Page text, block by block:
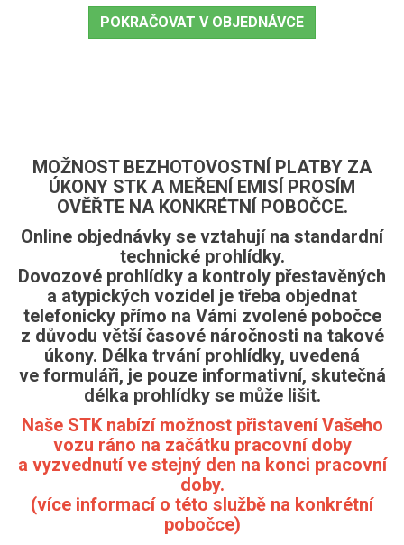
POKRAČOVAT V OBJEDNÁVCE
MOŽNOST BEZHOTOVOSTNÍ PLATBY ZA
ÚKONY STK A MEŘENÍ EMISÍ PROSÍM
OVĚŘTE NA KONKRÉTNÍ POBOČCE.
Online objednávky se vztahují na standardní
technické prohlídky.
Dovozové prohlídky a kontroly přestavěných
a atypických vozidel je třeba objednat
telefonicky přímo na Vámi zvolené pobočce
z důvodu větší časové náročnosti na takové
úkony. Délka trvání prohlídky, uvedená
ve formuláři, je pouze informativní, skutečná
délka prohlídky se může lišit.
Naše STK nabízí možnost přistavení Vašeho
vozu ráno na začátku pracovní doby
a vyzvednutí ve stejný den na konci pracovní
doby.
(více informací o této službě na konkrétní
pobočce)